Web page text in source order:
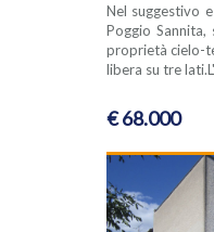
Nel suggestivo
Poggio
proprietà cielo-
libera su tre
€ 68.000